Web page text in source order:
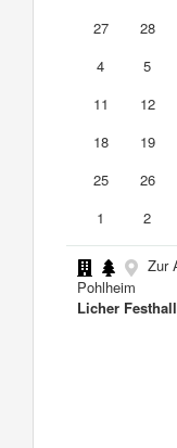
27
28
4
5
11
12
18
19
25
26
1
2
Zur
Pohlheim
Licher